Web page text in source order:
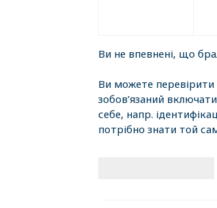
Ви не впевнені, що
Ви можете
зобов’язаний
себе, напр.
потрібно знати той